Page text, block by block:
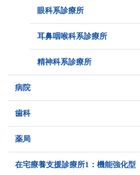
眼科系診療所
耳鼻咽喉科系診療所
精神科系診療所
病院
歯科
薬局
在宅療養支援診療所1：機能強化型